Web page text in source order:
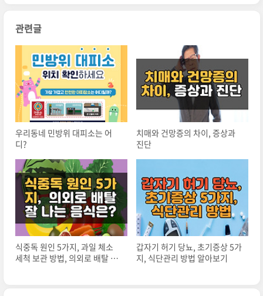
관련글
우리동네 민방위 대피소는 어
디?
치매와 건망증의 차이, 증상과
진단
식중독 원인 5가지, 과일 체소
세척 보관 방법, 의외로 배탈 잘
갑자기 허기 당뇨, 초기증상 5가
지, 식단관리 방법 알아보기